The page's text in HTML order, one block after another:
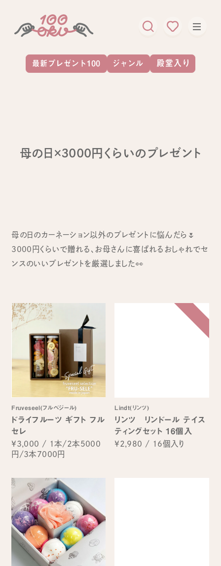
母の日×3000円くらいのプレゼント
母の日のカーネーション以外のプレゼントに悩んだら🌷
3000円くらいで贈れる、お母さんに喜ばれるおしゃれでセ
ンスのいいプレゼントを厳選しました👀
Fruveseel(フルベジール)
ドライフルーツ ギフト フル
セレ
¥3,000 / 1本/2本5000
円/3本7000円
Lindt(リンツ)
リンツ リンドール テイス
ティングセット 16個入
¥2,980 / 16個入り